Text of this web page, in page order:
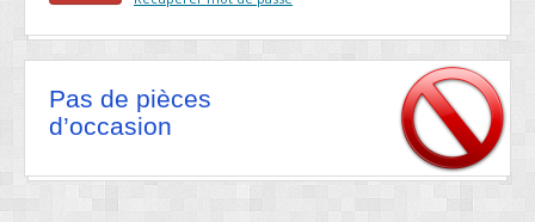
Pas de pièces
d’occasion